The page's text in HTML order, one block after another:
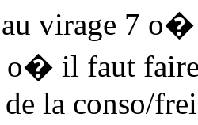
virage 7 o�
o� il faut
la conso/